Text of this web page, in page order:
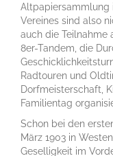
Altpapiersammlung
Vereines sind also
auch die Teilnahme
8er-Tandem, die
Radtouren und
Dorfmeisterschaft,
Familientag
Schon bei den
März 1903 in
Geselligkeit im